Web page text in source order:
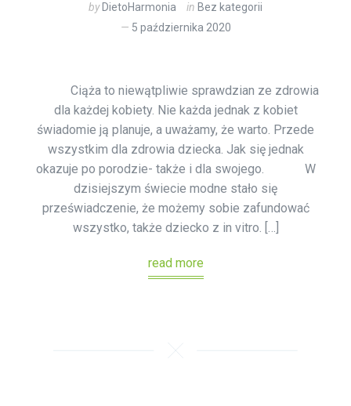
by DietoHarmonia in Bez kategorii
5 października 2020
Ciąża to niewątpliwie sprawdzian ze zdrowia
dla każdej kobiety. Nie każda jednak z kobiet
świadomie ją planuje, a uważamy, że warto. Przede
wszystkim dla zdrowia dziecka. Jak się jednak
okazuje po porodzie- także i dla swojego. W
dzisiejszym świecie modne stało się
przeświadczenie, że możemy sobie zafundować
wszystko, także dziecko z in vitro. […]
read more